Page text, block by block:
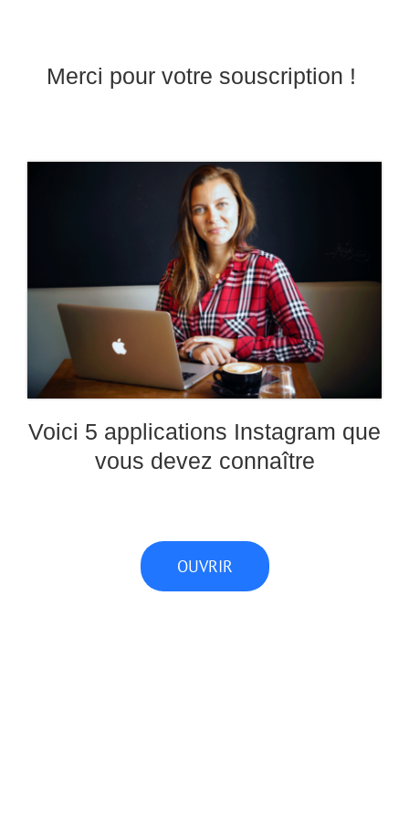
Merci pour votre souscription !
Voici 5 applications Instagram que
vous devez connaître
OUVRIR